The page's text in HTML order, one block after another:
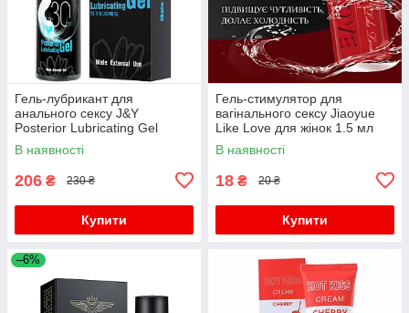
Гель-лубрикант для
анального сексу J&Y
Posterior Lubricating Gel
водний 20 мл з ефектом
розслаблення
В наявності
206 ₴ 230 ₴
Купити
Гель-стимулятор для
вагінального сексу Jiaoyue
Like Love для жінок 1.5 мл
без запаху
В наявності
18 ₴ 20 ₴
Купити
–6%